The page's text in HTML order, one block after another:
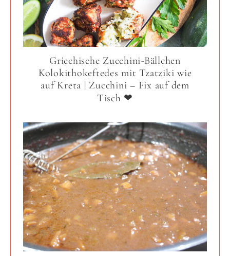
Griechische Zucchini-Bällchen
Kolokithokeftedes mit Tzatziki wie
auf Kreta | Zucchini – Fix auf dem
Tisch ❤